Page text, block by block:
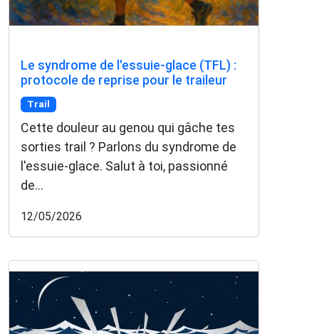
Le syndrome de l'essuie-glace (TFL) :
protocole de reprise pour le traileur
Trail
Cette douleur au genou qui gâche tes
sorties trail ? Parlons du syndrome de
l'essuie-glace. Salut à toi, passionné
de...
12/05/2026